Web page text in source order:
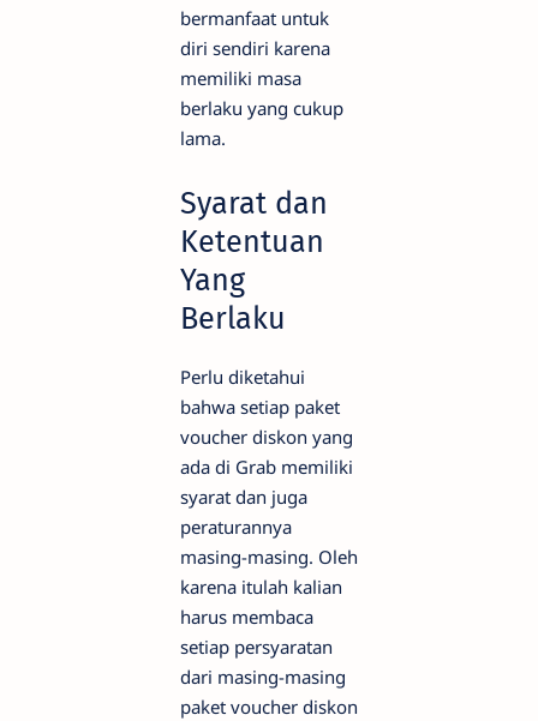
bermanfaat untuk
diri sendiri karena
memiliki masa
berlaku yang cukup
lama.
Syarat dan
Ketentuan
Yang
Berlaku
Perlu diketahui
bahwa setiap paket
voucher diskon yang
ada di Grab memiliki
syarat dan juga
peraturannya
masing-masing. Oleh
karena itulah kalian
harus membaca
setiap persyaratan
dari masing-masing
paket voucher diskon